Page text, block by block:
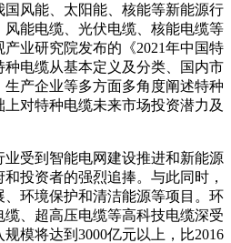
风能、太阳能、核能等新能源行
能电缆、光伏电缆、核能电缆等
业研究院发布的《2021年中国特
电缆从基本定义及分类、国内市
产企业等多方面多角度阐述特种
对特种电缆未来市场投资潜力及
业受到智能电网建设推进和新能源
投资者的强烈追捧。与此同时，
、环境保护和清洁能源等项目。环
、超高压电缆等高科技电缆深受
模将达到3000亿元以上，比2016